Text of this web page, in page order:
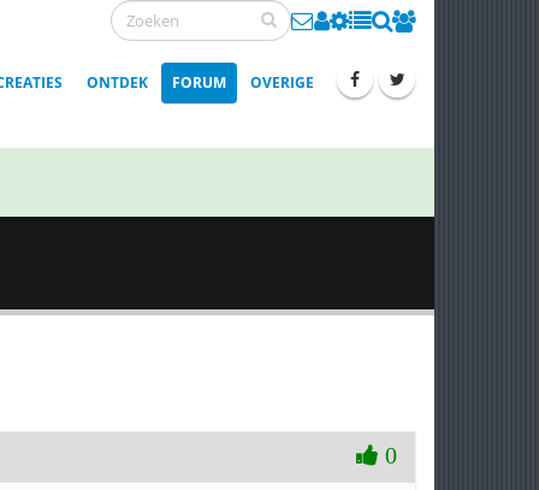
ONTDEK FORUM OVERIGE
0